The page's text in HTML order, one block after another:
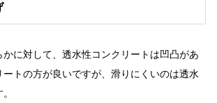
かに対して、透水性コンクリートは凹凸があ
ートの方が良いですが、滑りにくいのは透水